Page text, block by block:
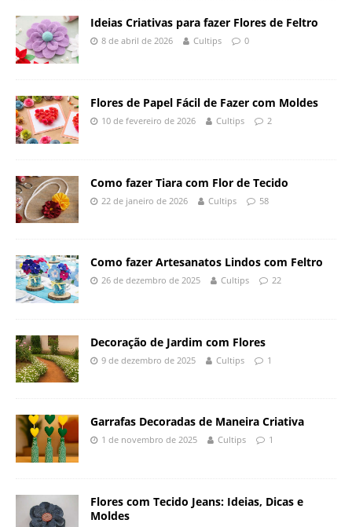
Ideias Criativas para fazer Flores de Feltro
8 de abril de 2026 Cultips 0
Flores de Papel Fácil de Fazer com Moldes
10 de fevereiro de 2026 Cultips 2
Como fazer Tiara com Flor de Tecido
22 de janeiro de 2026 Cultips 58
Como fazer Artesanatos Lindos com Feltro
26 de dezembro de 2025 Cultips 22
Decoração de Jardim com Flores
9 de dezembro de 2025 Cultips 1
Garrafas Decoradas de Maneira Criativa
1 de novembro de 2025 Cultips 1
Flores com Tecido Jeans: Ideias, Dicas e
Moldes